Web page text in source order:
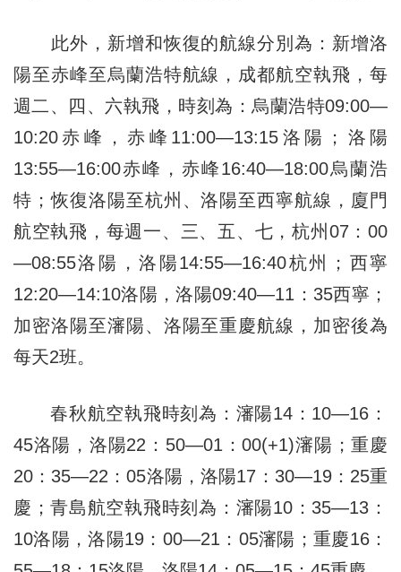
此外，新增和恢復的航線分別為：新增洛
陽至赤峰至烏蘭浩特航線，成都航空執飛，每
週二、四、六執飛，時刻為：烏蘭浩特09:00—
10:20赤峰，赤峰11:00—13:15洛陽；洛陽
13:55—16:00赤峰，赤峰16:40—18:00烏蘭浩
特；恢復洛陽至杭州、洛陽至西寧航線，廈門
航空執飛，每週一、三、五、七，杭州07：00
—08:55洛陽，洛陽14:55—16:40杭州；西寧
12:20—14:10洛陽，洛陽09:40—11：35西寧；
加密洛陽至瀋陽、洛陽至重慶航線，加密後為
每天2班。
春秋航空執飛時刻為：瀋陽14：10—16：
45洛陽，洛陽22：50—01：00(+1)瀋陽；重慶
20：35—22：05洛陽，洛陽17：30—19：25重
慶；青島航空執飛時刻為：瀋陽10：35—13：
10洛陽，洛陽19：00—21：05瀋陽；重慶16：